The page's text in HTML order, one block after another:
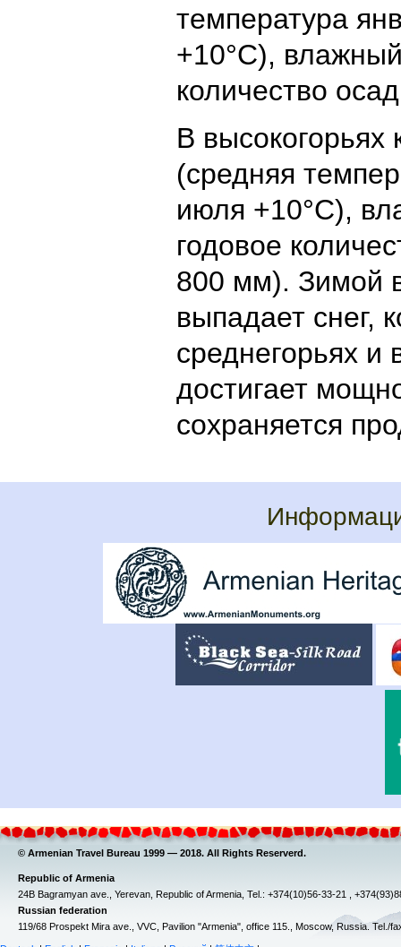
температура
+10°С),
количество
В
(средняя
июля +10°С),
годовое
800 мм). Зимой
выпадает снег,
среднегорьях и
достигает
сохраняется
© Armenian Travel Bureau 1999 — 2018. All Rights Reserverd.
Republic of Armenia
24B Bagramyan ave., Yerevan, Republic of Armenia, Tel.: +374(10)56-33-21 ,
Russian federation
119/68 Prospekt Mira ave., VVC, Pavilion "Armenia", office 115., Moscow, Russia. Tel./